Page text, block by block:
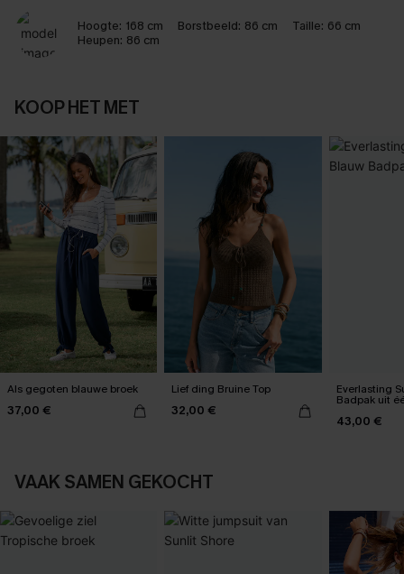
Hoogte: 168 cm Borstbeeld: 86 cm Taille: 66 cm
Heupen: 86 cm
KOOP HET MET
Als gegoten blauwe broek
37,00 €
Lief ding Bruine Top
32,00 €
Everlasting
Badpak uit
43,00 €
VAAK SAMEN GEKOCHT